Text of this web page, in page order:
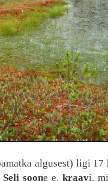
algusest) ligi
Seli soone e.kraavi,